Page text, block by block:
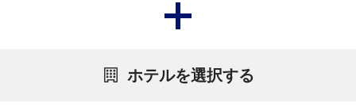
ホテルを選択する